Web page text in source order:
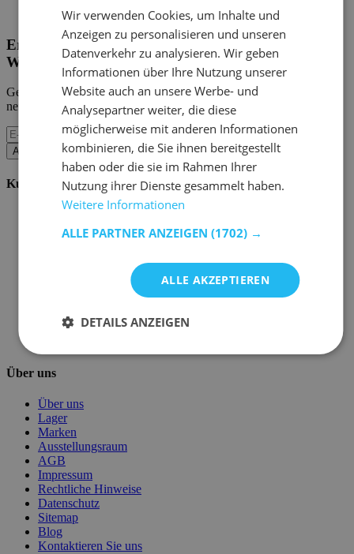
Home Emob|Mein Konto
Erhalten Sie unsere neuen Kollektionen und
Werbeaktionen.
Geben Sie uns Ihre E-Mail und Sie werden monatlich über die
neuesten Ereignisse informiert.
Abonnieren
Kundenservice
Zahlungsmöglichkeiten
Stornieren oder retournieren
Pflegehinweise
Paswort Vergessen?
Über uns
Über uns
Lager
Marken
Ausstellungsraum
AGB
Impressum
Rechtliche Hinweise
Datenschutz
Sitemap
Blog
Kontaktieren Sie uns
Wir verwenden Cookies, um Inhalte und
Anzeigen zu personalisieren und unseren
Datenverkehr zu analysieren. Wir geben
Informationen über Ihre Nutzung unserer
Website auch an unsere Werbe- und
Analysepartner weiter, die diese
möglicherweise mit anderen Informationen
kombinieren, die Sie ihnen bereitgestellt
haben oder die sie im Rahmen Ihrer
Nutzung ihrer Dienste gesammelt haben.
Weitere Informationen
ALLE PARTNER ANZEIGEN (1702) →
ALLE AKZEPTIEREN
DETAILS ANZEIGEN